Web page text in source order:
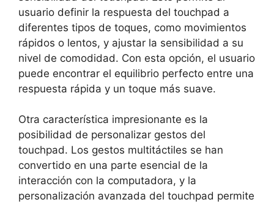
usuario ⁢definir la respuesta del touchpad​ a‌
diferentes⁤ tipos de toques, como movimientos
rápidos⁢ o ⁤lentos, ‌y ajustar la sensibilidad a su⁤
nivel de comodidad.‌ Con⁣ esta opción, el usuario
puede encontrar el equilibrio perfecto ⁣entre una
respuesta rápida y un toque más ⁢suave.
Otra característica impresionante es la⁣
posibilidad de personalizar gestos del
touchpad. Los ⁢gestos multitáctiles se han
convertido en una ⁢parte esencial de la
‌interacción con la ‍computadora, y ‍la
personalización avanzada del touchpad permite